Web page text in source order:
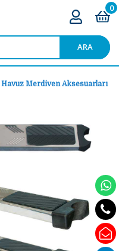
ARA
0
Havuz Merdiven Aksesuarları